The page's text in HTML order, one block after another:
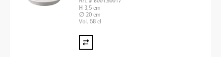
H 3,5 cm
∅ 20 cm
Vol. 58 cl